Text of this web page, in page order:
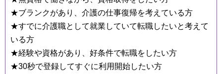
★ブランクがあり、介護の仕事復帰を考えている方
★すでに介護職として就業していて転職したいと考えて
いる方
★経験や資格があり、好条件で転職をしたい方
★30秒で登録してすぐに利用開始したい方